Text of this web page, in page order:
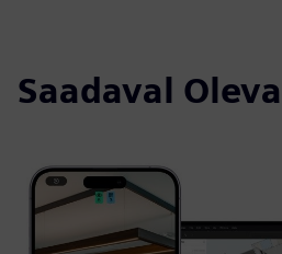
Saadaval